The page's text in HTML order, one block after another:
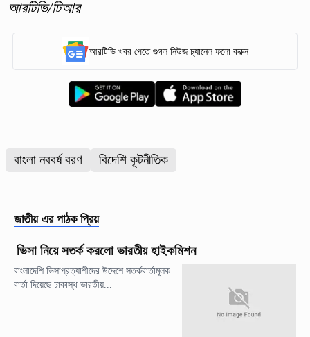
আরটিভি/টিআর
আরটিভি খবর পেতে গুগল নিউজ চ্যানেল ফলো করুন
বাংলা নববর্ষ বরণ বিদেশি কূটনীতিক
জাতীয় এর পাঠক প্রিয়
ভিসা নিয়ে সতর্ক করলো ভারতীয় হাইকমিশন
বাংলাদেশি ভিসাপ্রত্যাশীদের উদ্দেশে সতর্কবার্তামূলক
বার্তা দিয়েছে ঢাকাস্থ ভারতীয়...